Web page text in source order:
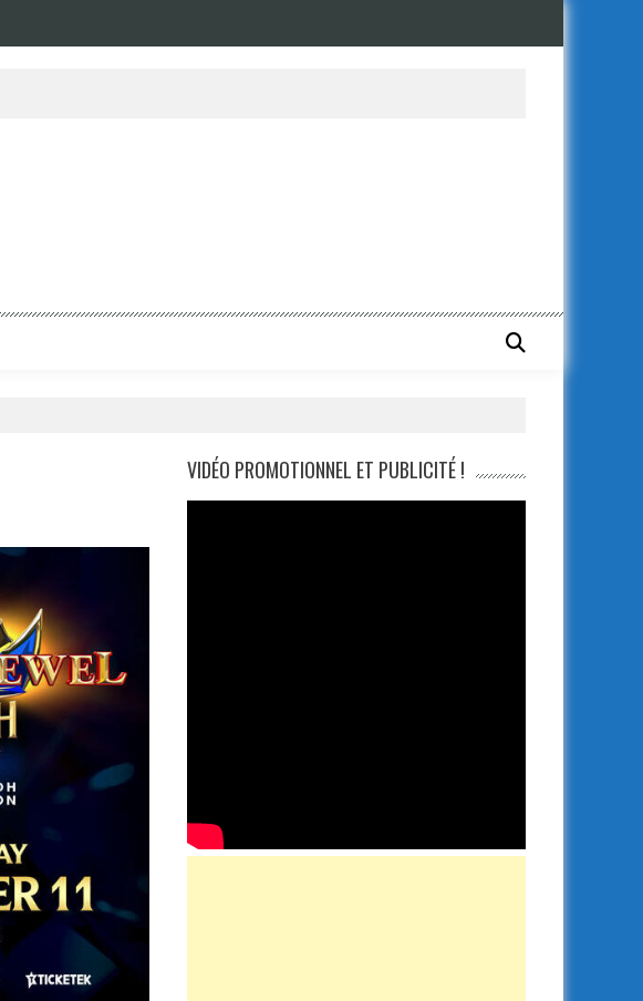
VIDÉO PROMOTIONNEL ET PUBLICITÉ !